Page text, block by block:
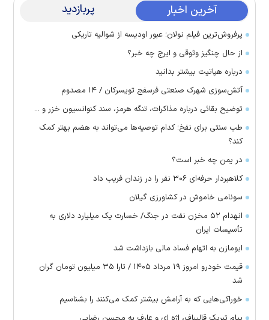
آخرین اخبار پربازدید
پرفروش‌ترین فیلم نولان؛ عبور اودیسه از شوالیه تاریکی
از حال چنگیز وثوقی و ایرج چه خبر؟
درباره هپاتیت بیشتر بدانید
آتش‌سوزی شهرک صنعتی فرسفج تویسرکان / ۱۴ مصدوم
توضیح بقائی درباره مذاکرات، تنگه هرمز، سند کنوانسیون خزر و ...
طب سنتی برای نفخ؛ کدام توصیه‌ها می‌تواند به هضم بهتر کمک
کند؟
در یمن چه خبر است؟
کلاهبردار حرفه‌ای ۳۰۶ نفر را در زندان فریب داد
سونامی خاموش در کشاورزی گیلان
انهدام ۵۲ مخزن نفت در جنگ/ خسارت یک میلیارد دلاری به
تأسیسات ایران
ابومازن به اتهام فساد مالی بازداشت شد
قیمت خودرو امروز ۱۹ مرداد ۱۴۰۵ / تارا ۳۵ میلیون تومان گران
شد
خوراکی‌هایی که به آرامش بیشتر کمک می‌کنند را بشناسیم